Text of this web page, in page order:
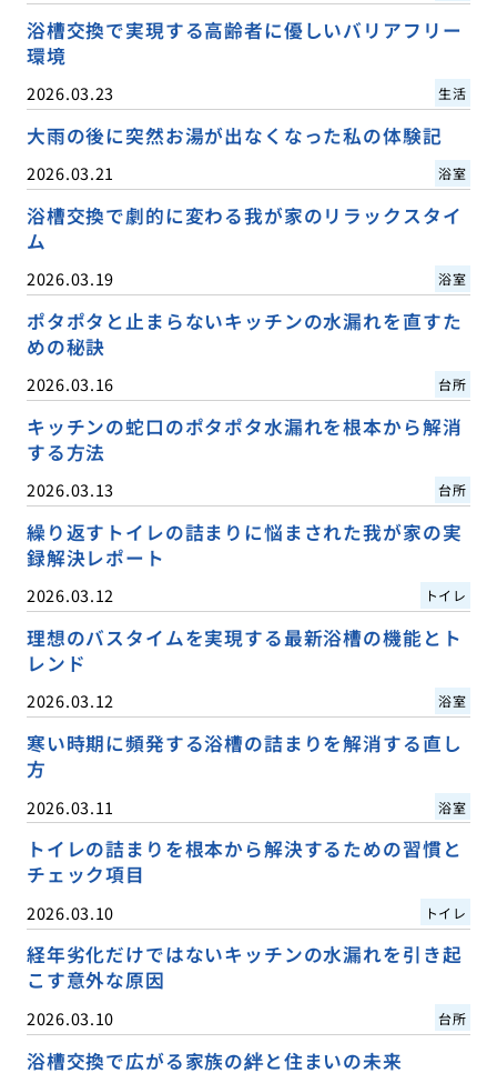
浴槽交換で実現する高齢者に優しいバリアフリー
環境
2026.03.23 生活
大雨の後に突然お湯が出なくなった私の体験記
2026.03.21 浴室
浴槽交換で劇的に変わる我が家のリラックスタイ
ム
2026.03.19 浴室
ポタポタと止まらないキッチンの水漏れを直すた
めの秘訣
2026.03.16 台所
キッチンの蛇口のポタポタ水漏れを根本から解消
する方法
2026.03.13 台所
繰り返すトイレの詰まりに悩まされた我が家の実
録解決レポート
2026.03.12 トイレ
理想のバスタイムを実現する最新浴槽の機能とト
レンド
2026.03.12 浴室
寒い時期に頻発する浴槽の詰まりを解消する直し
方
2026.03.11 浴室
トイレの詰まりを根本から解決するための習慣と
チェック項目
2026.03.10 トイレ
経年劣化だけではないキッチンの水漏れを引き起
こす意外な原因
2026.03.10 台所
浴槽交換で広がる家族の絆と住まいの未来